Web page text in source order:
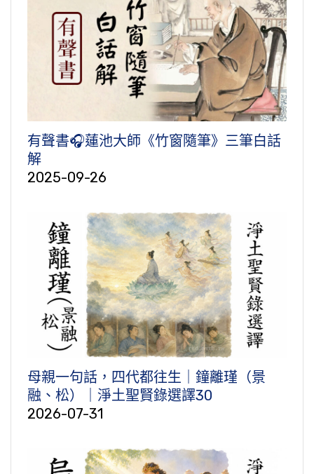
有聲書🎧蓮池大師《竹窗隨筆》三筆白話
解
2025-09-26
母親一句話，四代都往生｜鐘離瑾（景
融、松）｜淨土聖賢錄選譯30
2026-07-31